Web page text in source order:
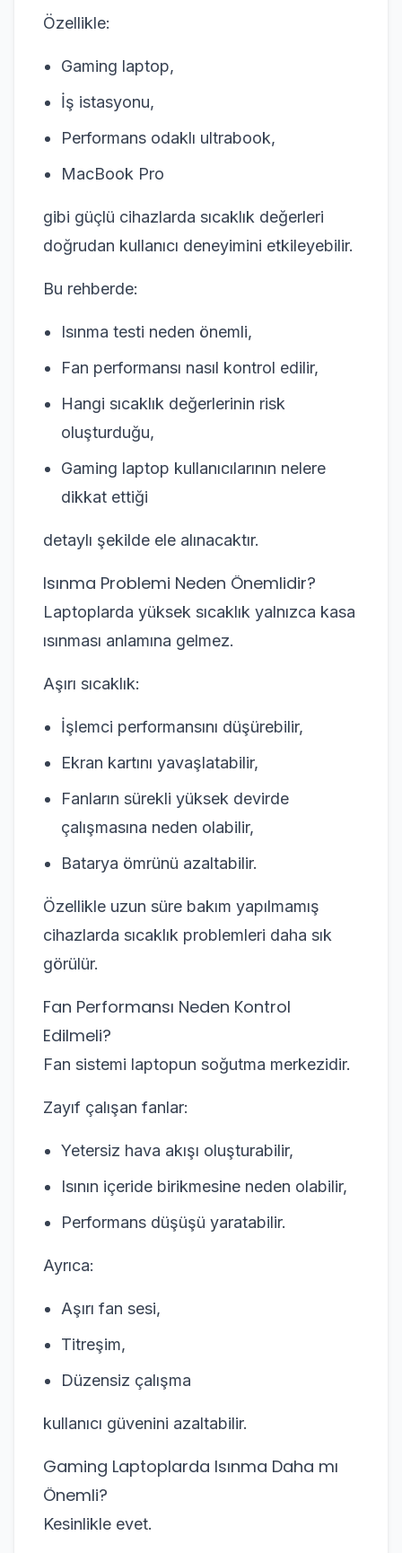
Özellikle:
Gaming laptop,
İş istasyonu,
Performans odaklı ultrabook,
MacBook Pro
gibi güçlü cihazlarda sıcaklık değerleri
doğrudan kullanıcı deneyimini etkileyebilir.
Bu rehberde:
Isınma testi neden önemli,
Fan performansı nasıl kontrol edilir,
Hangi sıcaklık değerlerinin risk
oluşturduğu,
Gaming laptop kullanıcılarının nelere
dikkat ettiği
detaylı şekilde ele alınacaktır.
Isınma Problemi Neden Önemlidir?
Laptoplarda yüksek sıcaklık yalnızca kasa
ısınması anlamına gelmez.
Aşırı sıcaklık:
İşlemci performansını düşürebilir,
Ekran kartını yavaşlatabilir,
Fanların sürekli yüksek devirde
çalışmasına neden olabilir,
Batarya ömrünü azaltabilir.
Özellikle uzun süre bakım yapılmamış
cihazlarda sıcaklık problemleri daha sık
görülür.
Fan Performansı Neden Kontrol
Edilmeli?
Fan sistemi laptopun soğutma merkezidir.
Zayıf çalışan fanlar:
Yetersiz hava akışı oluşturabilir,
Isının içeride birikmesine neden olabilir,
Performans düşüşü yaratabilir.
Ayrıca:
Aşırı fan sesi,
Titreşim,
Düzensiz çalışma
kullanıcı güvenini azaltabilir.
Gaming Laptoplarda Isınma Daha mı
Önemli?
Kesinlikle evet.